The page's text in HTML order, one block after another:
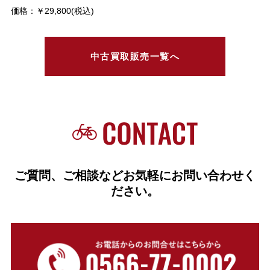
価格：￥29,800(税込)
中古買取販売一覧へ
ご質問、ご相談などお気軽にお問い合わせく
ださい。